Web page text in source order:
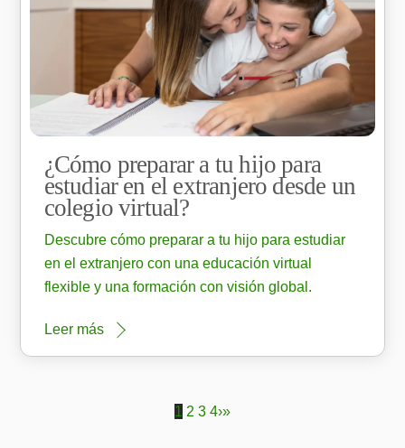
¿Cómo preparar a tu hijo para
estudiar en el extranjero desde un
colegio virtual?
Descubre cómo preparar a tu hijo para estudiar
en el extranjero con una educación virtual
flexible y una formación con visión global.
Leer más
1 2 3 4›»